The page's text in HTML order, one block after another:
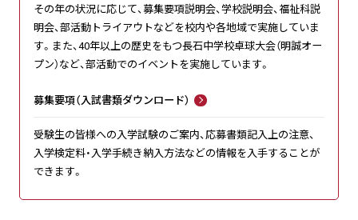
その年の状況に応じて、募集要項説明会、学校説明会、福祉科説
明会、部活動トライアウトなどを校内や各地域で実施していま
す。また、40年以上の歴史をもつ長石中学校卓球大会（明誠オー
プン）など、部活動でのイベントを実施しています。
募集要項（入試書類ダウンロード）
受験生の皆様への入学試験のご案内、応募書類記入上の注意、
入学検定料・入学手続き納入方法などの情報を入手することが
できます。